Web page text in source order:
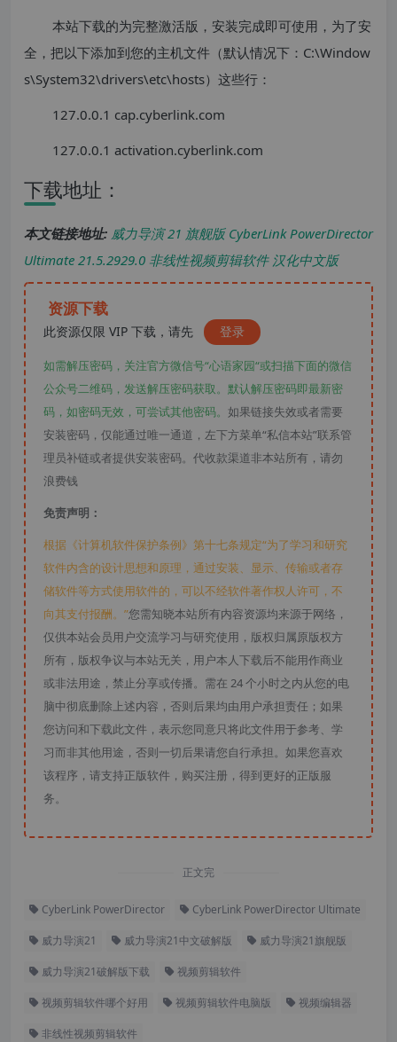
本站下载的为完整激活版，安装完成即可使用，为了安
全，把以下添加到您的主机文件（默认情况下：C:\Window
s\System32\drivers\etc\hosts）这些行：
127.0.0.1 cap.cyberlink.com
127.0.0.1 activation.cyberlink.com
下载地址：
本文链接地址: 威力导演 21 旗舰版 CyberLink PowerDirector
Ultimate 21.5.2929.0 非线性视频剪辑软件 汉化中文版
资源下载
此资源仅限 VIP 下载，请先 登录
如需解压密码，关注官方微信号“心语家园“或扫描下面的微信
公众号二维码，发送解压密码获取。默认解压密码即最新密
码，如密码无效，可尝试其他密码。 如果链接失效或者需要
安装密码，仅能通过唯一通道，左下方菜单“私信本站”联系管
理员补链或者提供安装密码。代收款渠道非本站所有，请勿
浪费钱
免责声明：
根据《计算机软件保护条例》第十七条规定“为了学习和研究
软件内含的设计思想和原理，通过安装、显示、传输或者存
储软件等方式使用软件的，可以不经软件著作权人许可，不
向其支付报酬。”您需知晓本站所有内容资源均来源于网络，
仅供本站会员用户交流学习与研究使用，版权归属原版权方
所有，版权争议与本站无关，用户本人下载后不能用作商业
或非法用途，禁止分享或传播。需在 24 个小时之内从您的电
脑中彻底删除上述内容，否则后果均由用户承担责任；如果
您访问和下载此文件，表示您同意只将此文件用于参考、学
习而非其他用途，否则一切后果请您自行承担。如果您喜欢
该程序，请支持正版软件，购买注册，得到更好的正版服
务。
正文完
CyberLink PowerDirector CyberLink PowerDirector Ultimate
威力导演21 威力导演21中文破解版 威力导演21旗舰版
威力导演21破解版下载 视频剪辑软件
视频剪辑软件哪个好用 视频剪辑软件电脑版 视频编辑器
非线性视频剪辑软件